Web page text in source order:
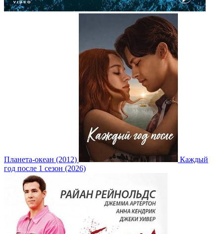
Планета-океан (2012)
Каждый
год после 1 сезон (2026)